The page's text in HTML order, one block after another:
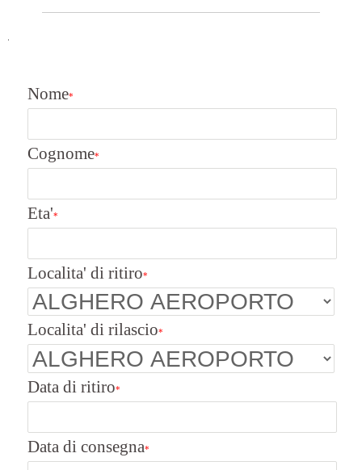
Nome*
Cognome*
Eta'*
Localita' di ritiro*
Localita' di rilascio*
Data di ritiro*
Data di consegna*